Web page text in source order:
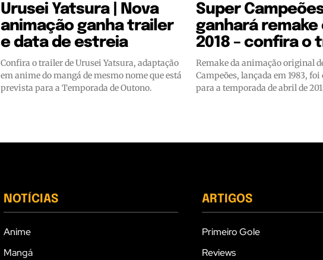
Urusei Yatsura | Nova
animação ganha trailer
e data de estreia
Confira o trailer de Urusei Yatsura, adaptação
em anime do mangá de mesmo nome que está
prevista para a Temporada de Outono.
Super
ganhará remake
2018 – confira o
Remake da animação original
Campeões, lançada em 1983,
para a temporada de abril de
NOTÍCIAS
Anime
Mangá
ARTIGOS
Primeiro Gole
Reviews